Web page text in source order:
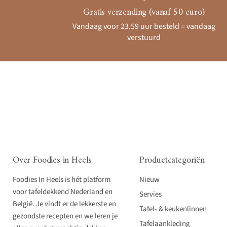
Gratis verzending (vanaf 50 euro)
Vandaag voor 23.59 uur besteld = vandaag
verstuurd
Over Foodies in Heels
Foodies In Heels is hét platform
voor tafeldekkend Nederland en
België. Je vindt er de lekkerste en
gezondste recepten en we leren je
Productcategoriën
Nieuw
Servies
Tafel- & keukenlinnen
Tafelaankleding